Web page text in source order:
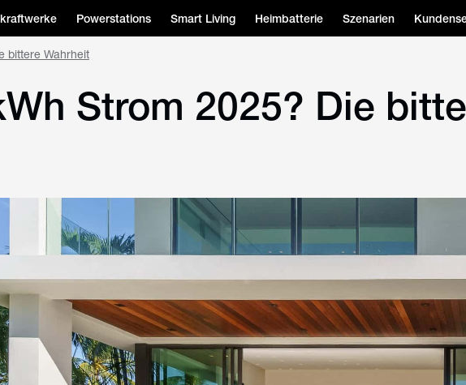
Powerstations Smart Living Heimbatterie Szenarien
bittere Wahrheit
Strom 2025? Die